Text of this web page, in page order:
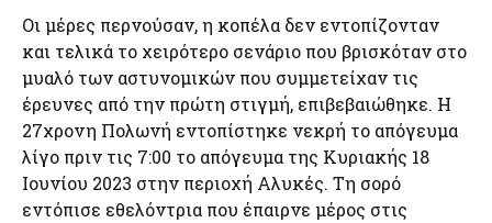
Οι μέρες περνούσαν, η κοπέλα δεν εντοπίζονταν
και τελικά το χειρότερο σενάριο που βρισκόταν στο
μυαλό των αστυνομικών που συμμετείχαν τις
έρευνες από την πρώτη στιγμή, επιβεβαιώθηκε. Η
27χρονη Πολωνή εντοπίστηκε νεκρή το απόγευμα
λίγο πριν τις 7:00 το απόγευμα της Κυριακής 18
Ιουνίου 2023 στην περιοχή Αλυκές. Τη σορό
εντόπισε εθελόντρια που έπαιρνε μέρος στις